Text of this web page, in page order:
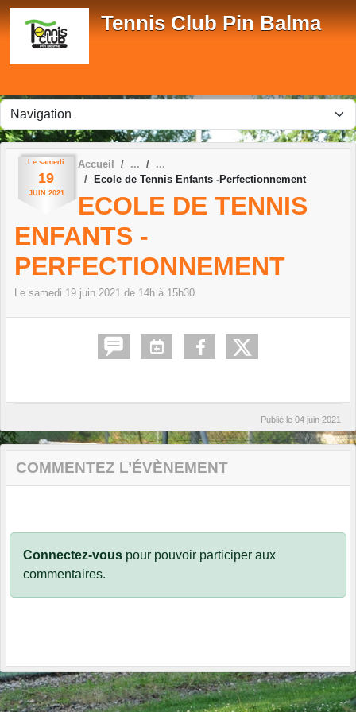
Tennis Club Pin Balma
Le samedi
19
JUIN 2021
Accueil
Ecole de Tennis Enfants -Perfectionnement
ECOLE DE TENNIS
ENFANTS -
PERFECTIONNEMENT
Le samedi 19 juin 2021 de 14h à 15h30
Publié le 04 juin 2021
COMMENTEZ L’ÉVÈNEMENT
Connectez-vous pour pouvoir participer aux
commentaires.
Panneau de gestion des cookies